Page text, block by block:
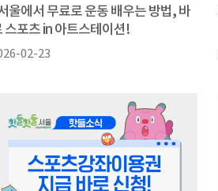
울에서 무료로 운동 배우는 방법, 바
스포츠 in 아트스테이션!
02-23